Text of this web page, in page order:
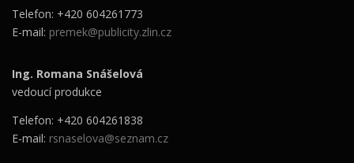
Telefon: +420 604261773
E-mail: premek@publicity.zlin.cz
Ing. Romana Snášelová
vedoucí produkce
Telefon: +420 604261838
E-mail: rsnaselova@seznam.cz